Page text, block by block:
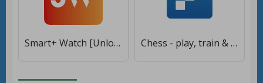
Smart+ Watch [Unlocked] Chess - play, train & watch [Мод меню]